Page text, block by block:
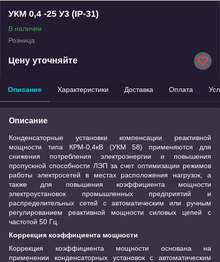
УКМ 0,4 -25 У3 (IP-31)
В наличии
Розница
Цену уточняйте
Описание Характеристики Доставка Оплата
Описание
Конденсаторные установки компенсации реактивной
мощности типа КРМ-0,4кВ (УКМ 58) применяются для
снижения потребления электроэнергии и повышения
пропускной способности ЛЭП за счет оптимизации режимов
работы электросетей в местах расположения нагрузок, а
также для повышения коэффициента мощности
электроустановок промышленных предприятий и
распределительных сетей с автоматическим или ручным
регулированием реактивной мощности силовых цепей с
частотой 50 Гц.
Коррекция коэффициента мощности
Коррекция коэффициента мощности основана на
применении конденсаторных установок с автоматическим